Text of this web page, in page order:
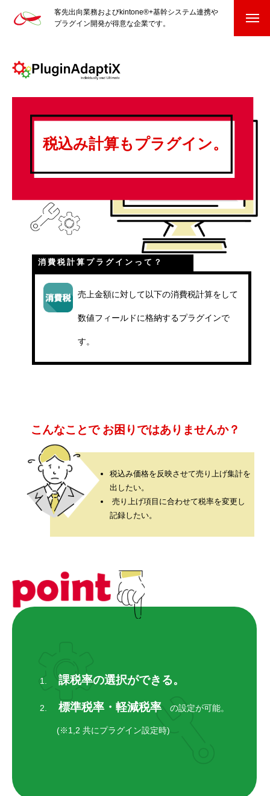
客先出向業務およびkintone®+基幹システム連携や
プラグイン開発が得意な企業です。
kintone®+基幹システムおよびプラグイン
kintone®向けプラグイン
PluginAdaptiX Service Guide
HP/EC/Design/Logo
制作実績
COMPANY
メッセージ
インタビュー
ブログ
募集要項
会社説明会
リモート面接について
SDGs取り組み
税込み計算もプラグイン。
消費税計算プラグインって？
売上金額に対して以下の消費税計算をして
数値フィールドに格納するプラグインで
す。
こんなことでお困りではありませんか？
税込み価格を反映させて売り上げ集計を
出したい。
売り上げ項目に合わせて税率を変更し
記録したい。
1. 課税率の選択ができる。
2. 標準税率・軽減税率の設定が可能。
(※1,2 共にプラグイン設定時)